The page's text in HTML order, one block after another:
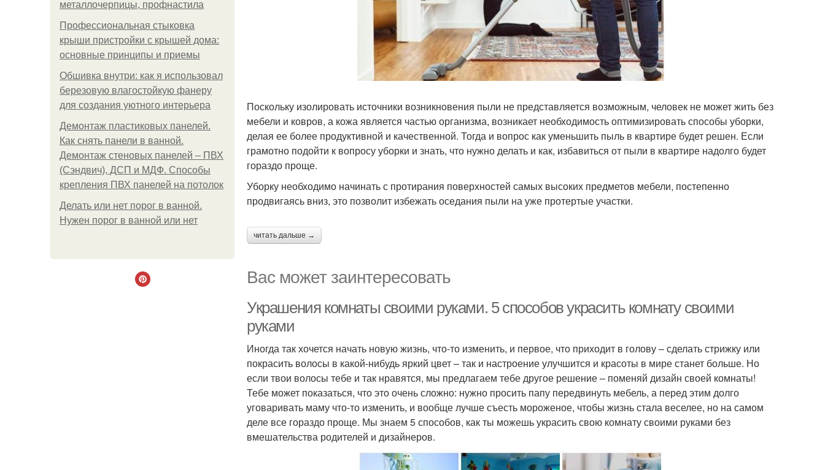
металлочерпицы, профнастила
Профессиональная стыковка
крыши пристройки с крышей дома:
основные принципы и приемы
Обшивка внутри: как я использовал
березовую влагостойкую фанеру
для создания уютного интерьера
Демонтаж пластиковых панелей.
Как снять панели в ванной.
Демонтаж стеновых панелей – ПВХ
(Сэндвич), ДСП и МДФ. Способы
крепления ПВХ панелей на потолок
Делать или нет порог в ванной.
Нужен порог в ванной или нет
Поскольку изолировать источники возникновения пыли не представляется возможным, человек не может жить без
мебели и ковров, а кожа является частью организма, возникает необходимость оптимизировать способы уборки,
делая ее более продуктивной и качественной. Тогда и вопрос как уменьшить пыль в квартире будет решен. Если
грамотно подойти к вопросу уборки и знать, что нужно делать и как, избавиться от пыли в квартире надолго будет
гораздо проще.
Уборку необходимо начинать с протирания поверхностей самых высоких предметов мебели, постепенно
продвигаясь вниз, это позволит избежать оседания пыли на уже протертые участки.
читать дальше →
Вас может заинтересовать
Украшения комнаты своими руками. 5 способов украсить комнату своими
руками
Иногда так хочется начать новую жизнь, что-то изменить, и первое, что приходит в голову – сделать стрижку или
покрасить волосы в какой-нибудь яркий цвет – так и настроение улучшится и красоты в мире станет больше. Но
если твои волосы тебе и так нравятся, мы предлагаем тебе другое решение – поменяй дизайн своей комнаты!
Тебе может показаться, что это очень сложно: нужно просить папу передвинуть мебель, а перед этим долго
уговаривать маму что-то изменить, и вообще лучше съесть мороженое, чтобы жизнь стала веселее, но на самом
деле все гораздо проще. Мы знаем 5 способов, как ты можешь украсить свою комнату своими руками без
вмешательства родителей и дизайнеров.